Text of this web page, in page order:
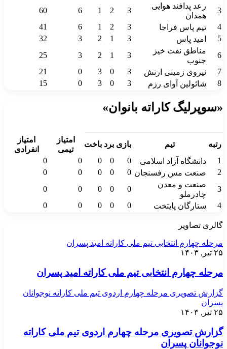
3
رعد پدافند هوایی
همدان
3
2
1
6
60
4
تیم پاس فراجا 3
2
1
6
41
5
امید پاس 3
1
2
3
32
6
مناطق نفت خیز
جنوب
3
1
2
3
25
7
نیروی زمینی ارتش 3
0
3
0
21
8
شائولین آوای رزم 3
0
3
0
15
«سوپرلیگ کاراته بانوان»
رتبه
تیم بازی برد باخت
امتیاز
تیمی
امتیاز
انفرادی
1
دانشگاه آزاد اسلامی 0
0
0
0
0
2
صنعت مس رفسنجان 0
0
0
0
0
3
صنعت و معدن
چادرملو
0
0
0
0
0
4
ستارگان پایتخت 0
0
0
0
0
گالری تصاویر
مرحله چهارم انتخابی تیم ملی کاراته امید پسران
۲۵ تیر, ۱۴۰۳
مرحله چهارم انتخابی تیم ملی کاراته امید پسران
گزارش تصویری مرحله چهارم اردوی تیم ملی کاراته نوجوانان
پسران
۲۵ تیر, ۱۴۰۳
گزارش تصویری مرحله چهارم اردوی تیم ملی کاراته
نوجوانان پسران